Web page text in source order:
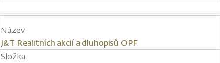
Název
J&T Realitních akcií a dluhopisů OPF
Složka